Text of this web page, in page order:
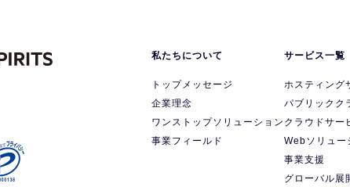
私たちについて
トップメッセージ
企業理念
ワンストップソリューション
事業フィールド
サービス一覧
ホスティング
パブリックク
クラウドサー
Webソリュー
事業支援
グローバル展